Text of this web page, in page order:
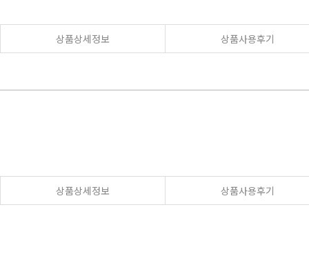
상품상세정보 상품사용후기
상품상세정보 상품사용후기